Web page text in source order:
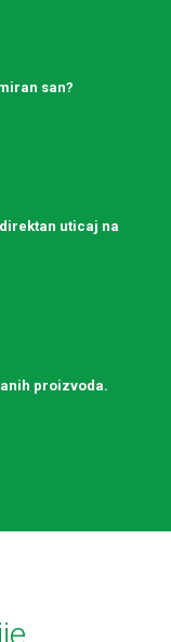
san?
uticaj na
proizvoda.